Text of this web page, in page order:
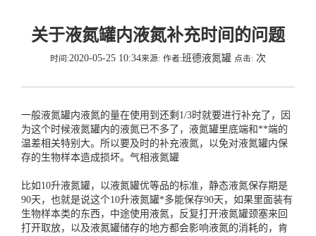
关于液氮罐内液氮补充时间的问题
时间:2020-05-25 10:34来源: 作者:班德液氮罐 点击: 次
一般液氮罐内液氮的量在使用到还剩1/3时就要进行补充了，因
为这个时候液氮罐内的液氮已不多了，液氮罐里底端和**端的
温差相关特别大。所以要及时的补充液氮，以免对液氮罐内保
存的生物样本造成损坏。 气相液氮罐
比如10升液氮罐，以液氮罐优等品的标准，静态液氮保存期是
90天，也就是说这个10升液氮罐*多能保存90天，如果里面装有
生物样本类的东西，中途使用液氮，反复打开液氮罐颈塞来回
打开取放，以及液氮罐储存的地方都会影响液氮的消耗的，肯